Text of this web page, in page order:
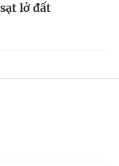
lở đất